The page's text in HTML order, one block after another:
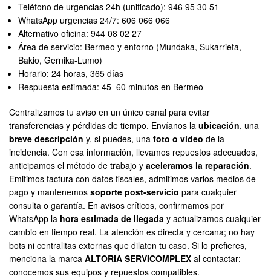
Teléfono de urgencias 24h (unificado): 946 95 30 51
WhatsApp urgencias 24/7: 606 066 066
Alternativo oficina: 944 08 02 27
Área de servicio: Bermeo y entorno (Mundaka, Sukarrieta,
Bakio, Gernika-Lumo)
Horario: 24 horas, 365 días
Respuesta estimada: 45–60 minutos en Bermeo
Centralizamos tu aviso en un único canal para evitar
transferencias y pérdidas de tiempo. Envíanos la ubicación, una
breve descripción y, si puedes, una foto o vídeo de la
incidencia. Con esa información, llevamos repuestos adecuados,
anticipamos el método de trabajo y aceleramos la reparación.
Emitimos factura con datos fiscales, admitimos varios medios de
pago y mantenemos soporte post-servicio para cualquier
consulta o garantía. En avisos críticos, confirmamos por
WhatsApp la hora estimada de llegada y actualizamos cualquier
cambio en tiempo real. La atención es directa y cercana; no hay
bots ni centralitas externas que dilaten tu caso. Si lo prefieres,
menciona la marca ALTORIA SERVICOMPLEX al contactar;
conocemos sus equipos y repuestos compatibles.